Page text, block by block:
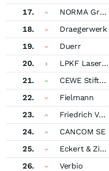
17.
NORMA Group
18.
Draegerwerk
19.
Duerr
20.
LPKF Laser & Electronics
21.
CEWE Stiftung
22.
Fielmann
23.
Friedrich Vorwerk Group
24.
CANCOM SE
25.
Eckert & Ziegler
26.
Verbio